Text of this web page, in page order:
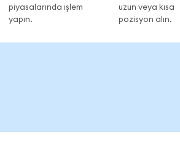
piyasalarında işlem
yapın.
uzun veya kısa
pozisyon alın.